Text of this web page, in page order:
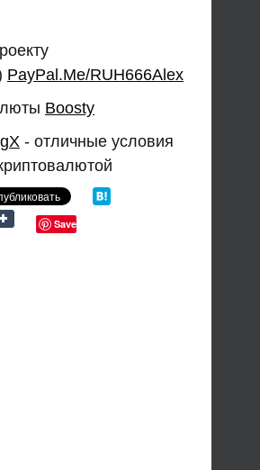
PayPal.Me/RUH666Alex
Boosty
- отличные условия
Save